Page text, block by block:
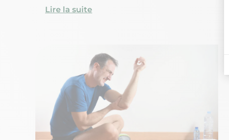
retirer les poils un par un, et offre un
quel type de pince à épiler utiliser ?
Lire la suite